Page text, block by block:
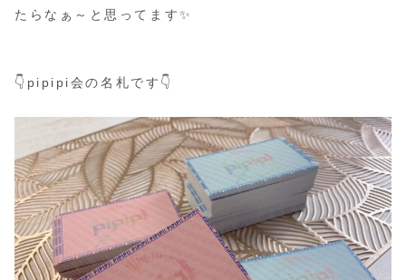
たらなぁ～と思ってます✨
👇pipipi会の名札です👇